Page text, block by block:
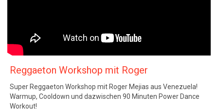
Reggaeton Workshop mit Roger
Super Reggaeton Workshop mit Roger Mejias aus Venezuela!
Warmup, Cooldown und dazwischen 90 Minuten Power Dance
Workout!